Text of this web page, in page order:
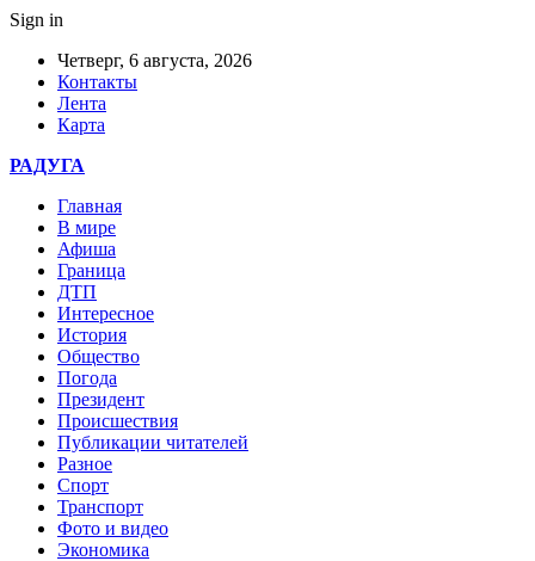
Sign in
Четверг, 6 августа, 2026
Контакты
Лента
Карта
РАДУГА
Главная
В мире
Афиша
Граница
ДТП
Интересное
История
Общество
Погода
Президент
Происшествия
Публикации читателей
Разное
Спорт
Транспорт
Фото и видео
Экономика